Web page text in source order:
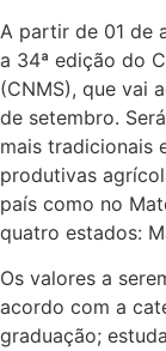
A partir de 01 de
a 34ª edição do
(CNMS), que vai
de setembro.
mais tradicionais
produtivas
país como no
quatro estados:
Os valores a
acordo com a
graduação;